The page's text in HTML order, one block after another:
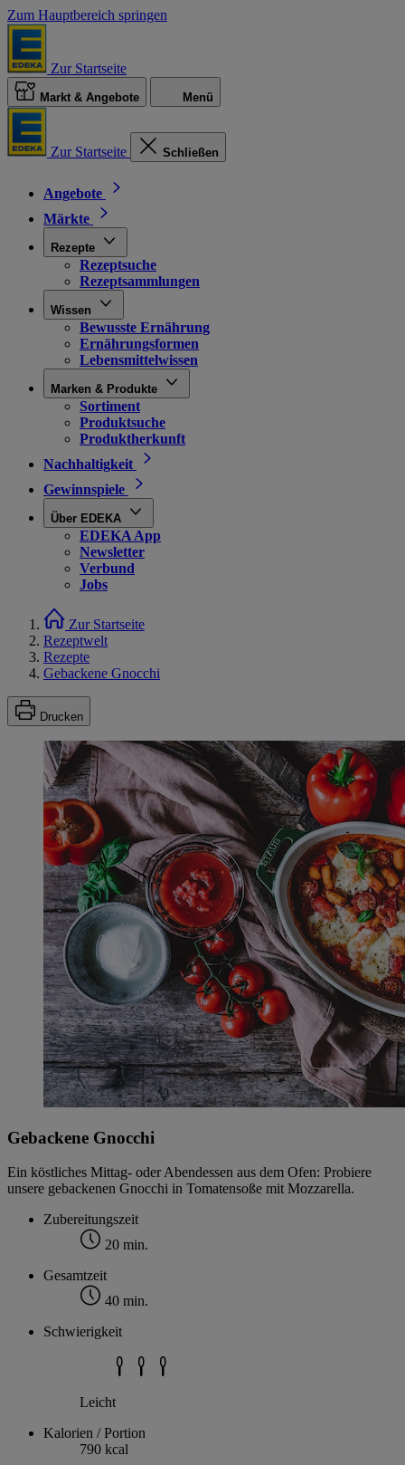
Zum Hauptbereich springen
Zur Startseite
Markt & Angebote Menü
Zur Startseite Schließen
Angebote
Märkte
Rezepte
Rezeptsuche
Rezeptsammlungen
Wissen
Bewusste Ernährung
Ernährungsformen
Lebensmittelwissen
Marken & Produkte
Sortiment
Produktsuche
Produktherkunft
Nachhaltigkeit
Gewinnspiele
Über EDEKA
EDEKA App
Newsletter
Verbund
Jobs
Zur Startseite
Rezeptwelt
Rezepte
Gebackene Gnocchi
Drucken
Gebackene Gnocchi
Ein köstliches Mittag- oder Abendessen aus dem Ofen: Probiere
unsere gebackenen Gnocchi in Tomatensoße mit Mozzarella.
Zubereitungszeit
20 min.
Gesamtzeit
40 min.
Schwierigkeit
Leicht
Kalorien / Portion
790 kcal